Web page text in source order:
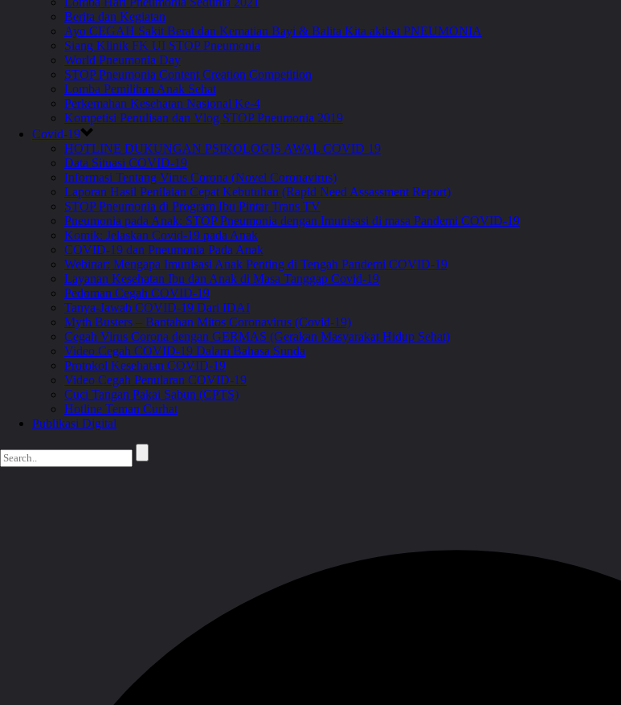
Berita dan Kegiatan
Ayo CEGAH Sakit Berat dan Kematian Bayi & Balita Kita akibat PNEUMONIA
Siang Klinik FK UI STOP Pneumonia
World Pneumonia Day
STOP Pneumonia Content Creation Competition
Lomba Pemilihan Anak Sehat
Perkemahan Kesehatan Nasional Ke-4
Kompetisi Penulisan dan Vlog STOP Pneumonia 2019
Covid-19
HOTLINE DUKUNGAN PSIKOLOGIS AWAL COVID 19
Data Situasi COVID-19
Informasi Tentang Virus Corona (Novel Coronavirus)
Laporan Hasil Penilaian Cepat Kebutuhan (Rapid Need Assassment Report)
STOP Pneumonia di Program Ibu Pintar Trans TV
Pneumonia pada Anak: STOP Pneumonia dengan Imunisasi di masa Pandemi COVID-19
Komik: Jelaskan Covid-19 pada Anak
COVID-19 dan Pneumonia Pada Anak
Webinar: Mengapa Imunisasi Anak Penting di Tengah Pandemi COVID-19
Layanan Kesehatan Ibu dan Anak di Masa Tanggap Covid-19
Pedoman Cegah COVID-19
Tanya-Jawab COVID-19 Dari IDAI
Myth Busters – Bantahan Mitos Coronavirus (Covid-19)
Cegah Virus Corona dengan GERMAS (Gerakan Masyarakat Hidup Sehat)
Video Cegah COVID-19 Dalam Bahasa Sunda
Protokol Kesehatan COVID-19
Video Cegah Penularan COVID-19
Cuci Tangan Pakai Sabun (CPTS)
Hotline Teman Curhat
Publikasi Digital